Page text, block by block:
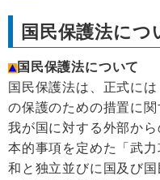
国民保護法につ
国民保護法について
国民保護法は、正式に
の保護のための措置に関
我が国に対する外部か
本的事項を定めた「武
和と独立並びに国及び